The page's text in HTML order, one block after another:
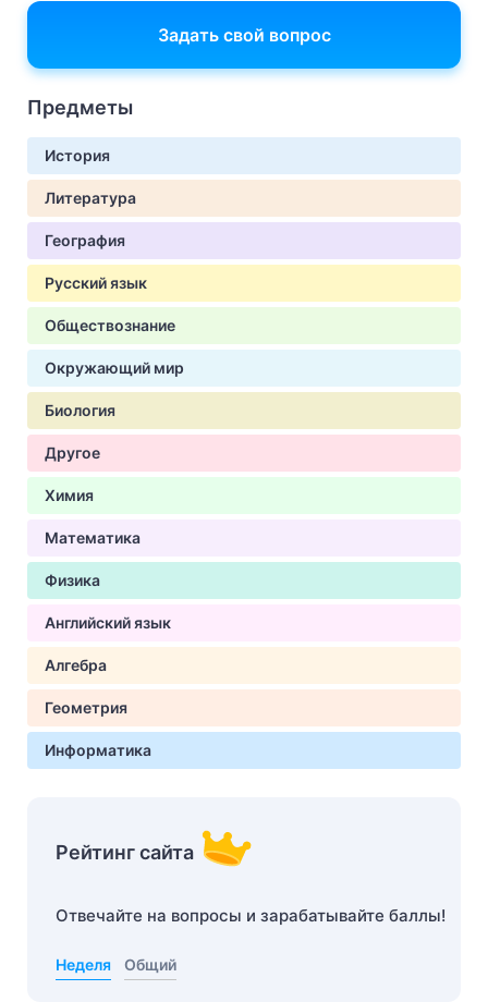
Задать свой вопрос
Предметы
История
Литература
География
Русский язык
Обществознание
Окружающий мир
Биология
Другое
Химия
Математика
Физика
Английский язык
Алгебра
Геометрия
Информатика
Рейтинг сайта
Отвечайте на вопросы и зарабатывайте баллы!
Неделя Общий